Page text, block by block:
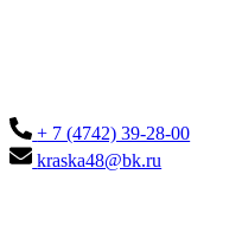
+ 7 (4742) 39-28-00
kraska48@bk.ru